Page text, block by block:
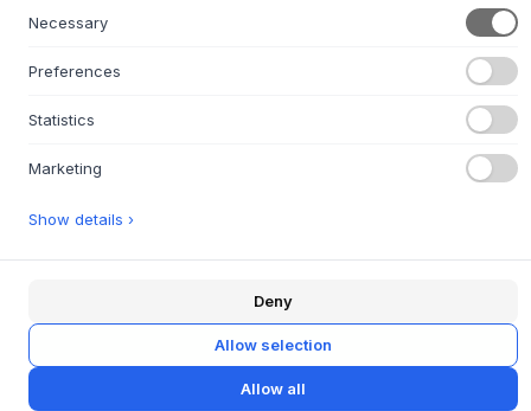
+
DZIECI
PIELUCHY WIELORAZOWE
SEPTIME
ZABAWKA PLUSZOWA
SKU: 5714804001617
O NAS
Necessary
Preferences
Statistics
Marketing
Show details ›
Deny
Allow selection
Allow all